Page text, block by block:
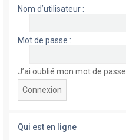
Nom d’utilisateur :
Mot de passe :
J’ai oublié mon mot de passe
Qui est en ligne